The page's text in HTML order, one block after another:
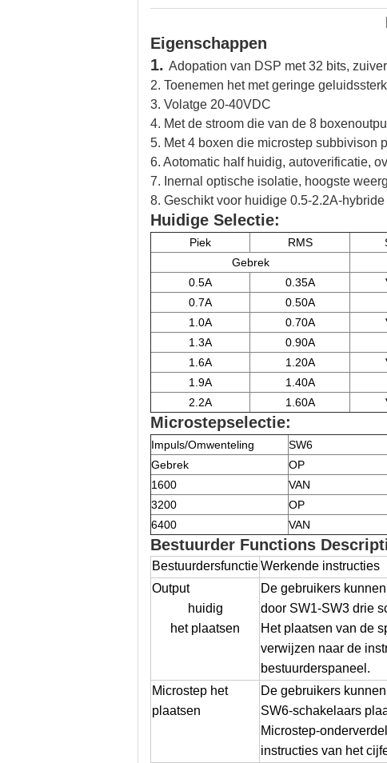
Eigenschappen
1. Adopation van DSP met 32 bits,
2. Toenemen het met geringe
3. Volatge 20-40VDC
4. Met de stroom die van de 8
5. Met 4 boxen die microstep subbivison
6. Aotomatic half huidig, autoverificatie,
7. Inernal optische isolatie, hoogste
8. Geschikt voor huidige 0.5-2.2A-
Huidige Selectie:
Piek RMS
Gebrek
0.5A
0.35A
0.7A
0.50A
1.0A
0.70A
1.3A
0.90A
1.6A
1.20A
1.9A
1.40A
2.2A
1.60A
Microstepselectie:
Impuls/Omwenteling SW6
Gebrek
OP
1600
VAN
3200
OP
6400
VAN
Bestuurder Functions
BestuurdersfunctieWerkende instructies
Output
huidig
het plaatsen
De gebruikers
door SW1-SW3 drie
Het plaatsen van de
verwijzen naar de
bestuurderspaneel.
Microstep het
plaatsen
De gebruikers
SW6-schakelaars
Microstep-
instructies van het